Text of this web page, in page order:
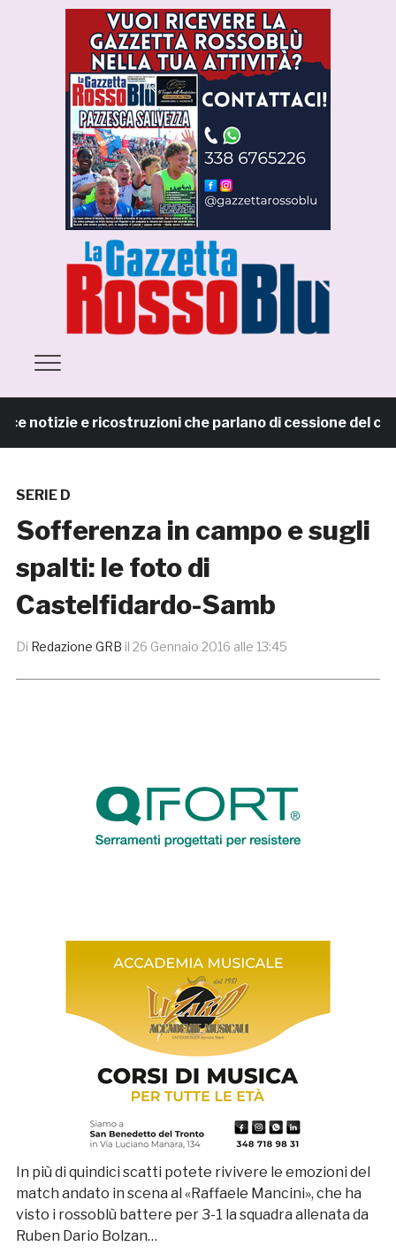
e ricostruzioni che parlano di cessione del club. IL
SERIE D
Sofferenza in campo e sugli
spalti: le foto di
Castelfidardo-Samb
Di Redazione GRB il 26 Gennaio 2016 alle 13:45
In più di quindici scatti potete rivivere le emozioni del
match andato in scena al «Raffaele Mancini», che ha
visto i rossoblù battere per 3-1 la squadra allenata da
Ruben Dario Bolzan…